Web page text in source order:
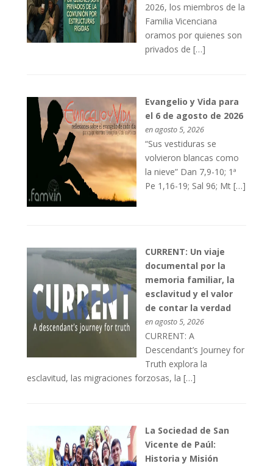
2026, los miembros de la
Familia Vicenciana
oramos por quienes son
privados de […]
Evangelio y Vida para
el 6 de agosto de 2026
en agosto 5, 2026
“Sus vestiduras se
volvieron blancas como
la nieve” Dan 7,9-10; 1ª
Pe 1,16-19; Sal 96; Mt […]
CURRENT: Un viaje
documental por la
memoria familiar, la
esclavitud y el valor
de contar la verdad
en agosto 5, 2026
CURRENT: A
Descendant’s Journey for
Truth explora la
esclavitud, las migraciones forzosas, la […]
La Sociedad de San
Vicente de Paúl:
Historia y Misión